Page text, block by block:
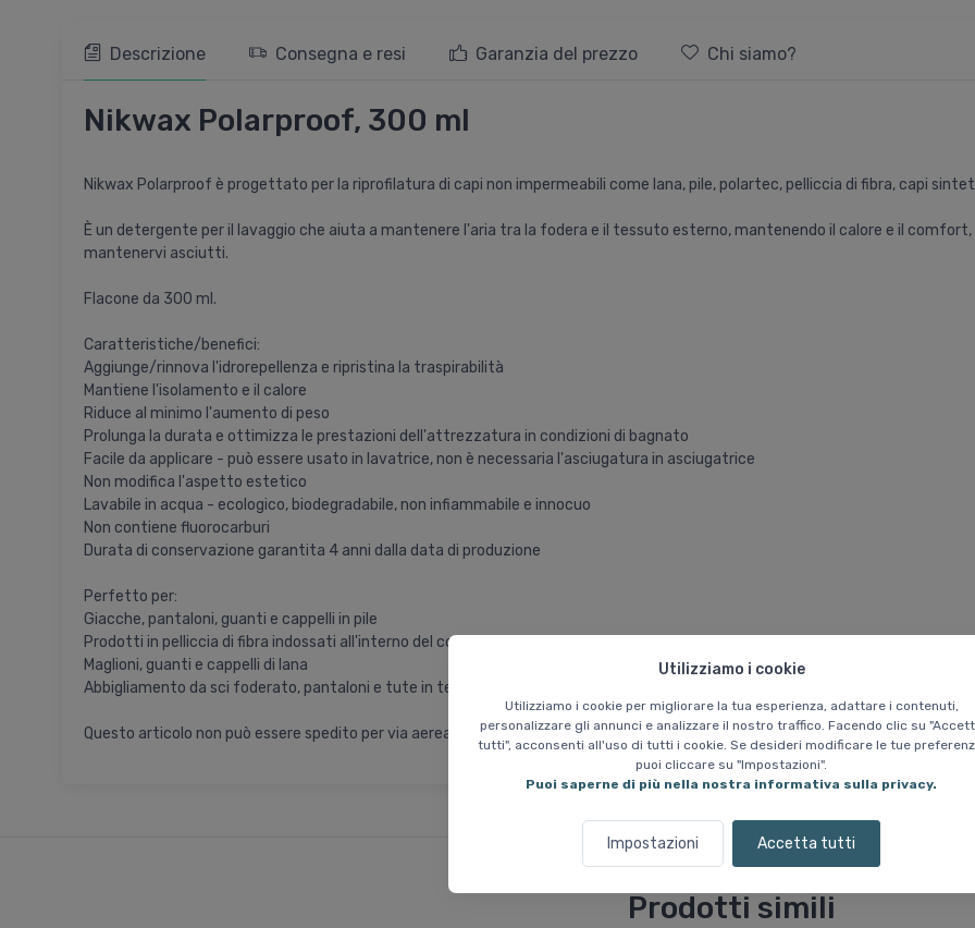
Utilizziamo i cookie
Utilizziamo i cookie per migliorare la tua esperienza, adattare i contenuti,
personalizzare gli annunci e analizzare il nostro traffico. Facendo clic su
tutti", acconsenti all'uso di tutti i cookie. Se desideri modificare le tue
puoi cliccare su "Impostazioni".
Puoi saperne di più nella nostra informativa sulla privacy.
Impostazioni Accetta tutti
Descrizione Consegna e resi Garanzia del prezzo Chi siamo?
Nikwax Polarproof, 300 ml
Nikwax Polarproof è progettato per la riprofilatura di capi non impermeabili come lana, pile, polartec, pelliccia di fibra, capi
È un detergente per il lavaggio che aiuta a mantenere l'aria tra la fodera e il tessuto esterno, mantenendo il calore e il
mantenervi asciutti.
Flacone da 300 ml.
Caratteristiche/benefici:
Aggiunge/rinnova l'idrorepellenza e ripristina la traspirabilità
Mantiene l'isolamento e il calore
Riduce al minimo l'aumento di peso
Prolunga la durata e ottimizza le prestazioni dell'attrezzatura in condizioni di bagnato
Facile da applicare - può essere usato in lavatrice, non è necessaria l'asciugatura in asciugatrice
Non modifica l'aspetto estetico
Lavabile in acqua - ecologico, biodegradabile, non infiammabile e innocuo
Non contiene fluorocarburi
Durata di conservazione garantita 4 anni dalla data di produzione
Perfetto per:
Giacche, pantaloni, guanti e cappelli in pile
Prodotti in pelliccia di fibra indossati all'interno del corpo
Maglioni, guanti e cappelli di lana
Abbigliamento da sci foderato, pantaloni e tute in tessuto sintetico
Questo articolo non può essere spedito per via aerea.
Prodotti simili